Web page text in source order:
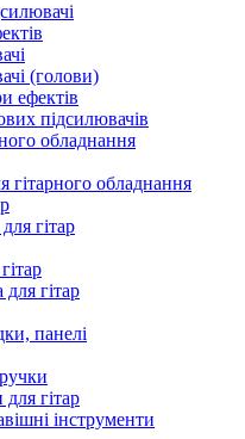
(голови)
ефектів
підсилювачів
обладнання
гітарного обладнання
гітар
для гітар
панелі
гітар
інструменти